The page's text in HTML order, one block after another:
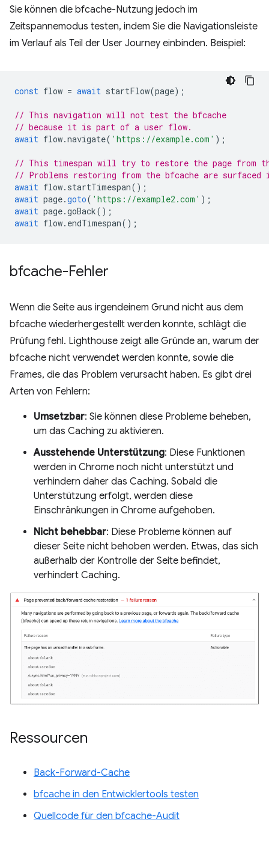
Sie können die bfcache-Nutzung jedoch im
Zeitspannemodus testen, indem Sie die Navigationsleiste
im Verlauf als Teil der User Journey einbinden. Beispiel:
const flow = await startFlow(page);
// This navigation will not test the bfcache
// because it is part of a user flow.
await flow.navigate( 'https://example.com' );
// This timespan will try to restore the page from
// Problems restoring from the bfcache are
await flow. startTimespan();
await page.goto( 'https://example2.com' );
await page.goBack();
await flow. endTimespan();
bfcache-Fehler
Wenn die Seite aus irgendeinem Grund nicht aus dem
bfcache wiederhergestellt werden konnte, schlägt die
Prüfung fehl. Lighthouse zeigt alle Gründe an, warum der
bfcache nicht verwendet werden konnte, sowie die
Frames, die das Problem verursacht haben. Es gibt drei
Arten von Fehlern:
Umsetzbar: Sie können diese Probleme beheben,
um das Caching zu aktivieren.
Ausstehende Unterstützung: Diese Funktionen
werden in Chrome noch nicht unterstützt und
verhindern daher das Caching. Sobald die
Unterstützung erfolgt, werden diese
Einschränkungen in Chrome aufgehoben.
Nicht behebbar: Diese Probleme können auf
dieser Seite nicht behoben werden. Etwas, das sich
außerhalb der Kontrolle der Seite befindet,
verhindert Caching.
Ressourcen
Back-Forward-Cache
bfcache in den Entwicklertools testen
Quellcode für den bfcache-Audit